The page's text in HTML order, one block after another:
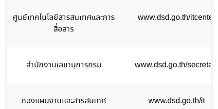
ศูนย์เทคโนโลยีสารสนเทศและการ
สื่อสาร
www.dsd.go.th/itcenter
สำนักงานเลขานุการกรม www.dsd.go.th/
กองแผนงานและสารสนเทศ www.dsd.go.th/it